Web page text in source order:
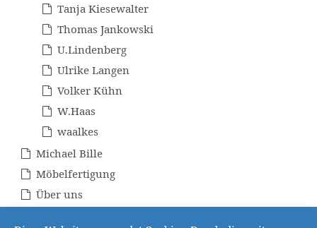
Tanja Kiesewalter
Thomas Jankowski
U.Lindenberg
Ulrike Langen
Volker Kühn
W.Haas
waalkes
Michael Bille
Möbelfertigung
Über uns